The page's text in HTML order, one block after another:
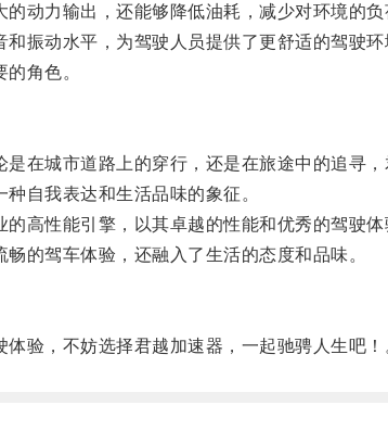
力输出，还能够降低油耗，减少对环境的负
动水平，为驾驶人员提供了更舒适的驾驶环
角色。
城市道路上的穿行，还是在旅途中的追寻，
自我表达和生活品味的象征。
性能引擎，以其卓越的性能和优秀的驾驶体
驾车体验，还融入了生活的态度和品味。
，不妨选择君越加速器，一起驰骋人生吧！